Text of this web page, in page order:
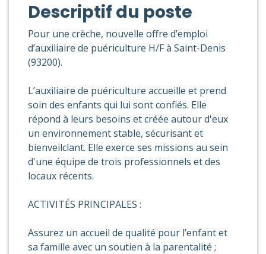
Descriptif du poste
Pour une crèche, nouvelle offre d’emploi
d’auxiliaire de puériculture H/F à Saint-Denis
(93200).
L’auxiliaire de puériculture accueille et prend
soin des enfants qui lui sont confiés. Elle
répond à leurs besoins et créée autour d'eux
un environnement stable, sécurisant et
bienveilclant. Elle exerce ses missions au sein
d'une équipe de trois professionnels et des
locaux récents.
ACTIVITÉS PRINCIPALES :
Assurez un accueil de qualité pour l’enfant et
sa famille avec un soutien à la parentalité ;